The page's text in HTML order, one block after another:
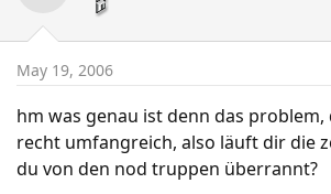
May 19, 2006
hm was genau ist denn das problem,
recht umfangreich, also läuft dir die
du von den nod truppen überrannt?